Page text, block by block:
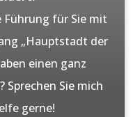
Führung für Sie mit
„Hauptstadt der
einen ganz
Sprechen Sie mich
gerne!